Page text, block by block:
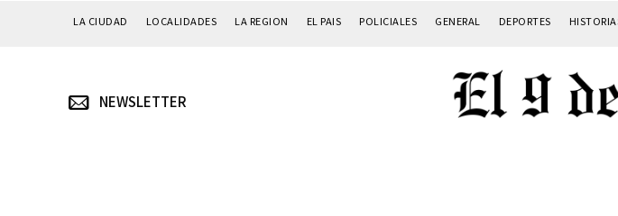
LA CIUDAD LOCALIDADES LA REGION EL PAIS POLICIALES GENERAL DEPORTES
NEWSLETTER